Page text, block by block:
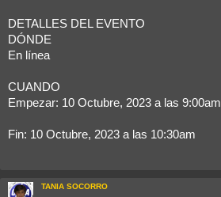
DETALLES DEL EVENTO
DÓNDE
En línea
CUANDO
Empezar: 10 Octubre, 2023 a las 9:00am
Fin: 10 Octubre, 2023 a las 10:30am
TANIA SOCORRO